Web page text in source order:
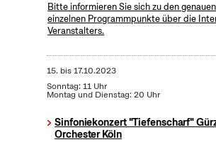
Bitte informieren Sie sich zu den
einzelnen Programmpunkte über die
Veranstalters.
15. bis17.10.2023
Sonntag: 11 Uhr
Montag und Dienstag: 20 Uhr
Sinfoniekonzert "Tiefenscharf"
Orchester Köln